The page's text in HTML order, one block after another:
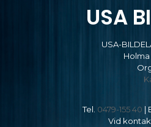
USA
USA-
Holma
Tel. 0479-155 40 |
Vid